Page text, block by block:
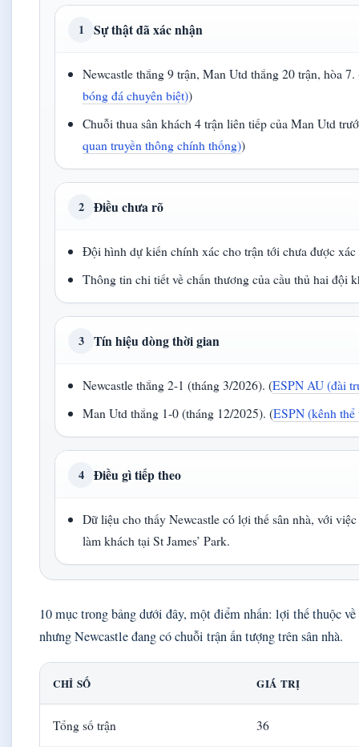
1 Sự thật đã xác nhận
Newcastle thắng 9 trận, Man Utd thắng 20 trận, hòa 7.
bóng đá chuyên biệt))
Chuỗi thua sân khách 4 trận liên tiếp của Man Utd
quan truyền thông chính thống))
2 Điều chưa rõ
Đội hình dự kiến chính xác cho trận tới chưa được xác
Thông tin chi tiết về chấn thương của cầu thủ hai đội
3 Tín hiệu dòng thời gian
Newcastle thắng 2-1 (tháng 3/2026). (ESPN AU (đài
Man Utd thắng 1-0 (tháng 12/2025). (ESPN (kênh thể
4 Điều gì tiếp theo
Dữ liệu cho thấy Newcastle có lợi thế sân nhà, với
làm khách tại St James’ Park.
10 mục trong bảng dưới đây, một điểm nhấn: lợi thế thuộc
nhưng Newcastle đang có chuỗi trận ấn tượng trên sân nhà.
CHỈ SỐ GIÁ TRỊ
Tổng số trận 36